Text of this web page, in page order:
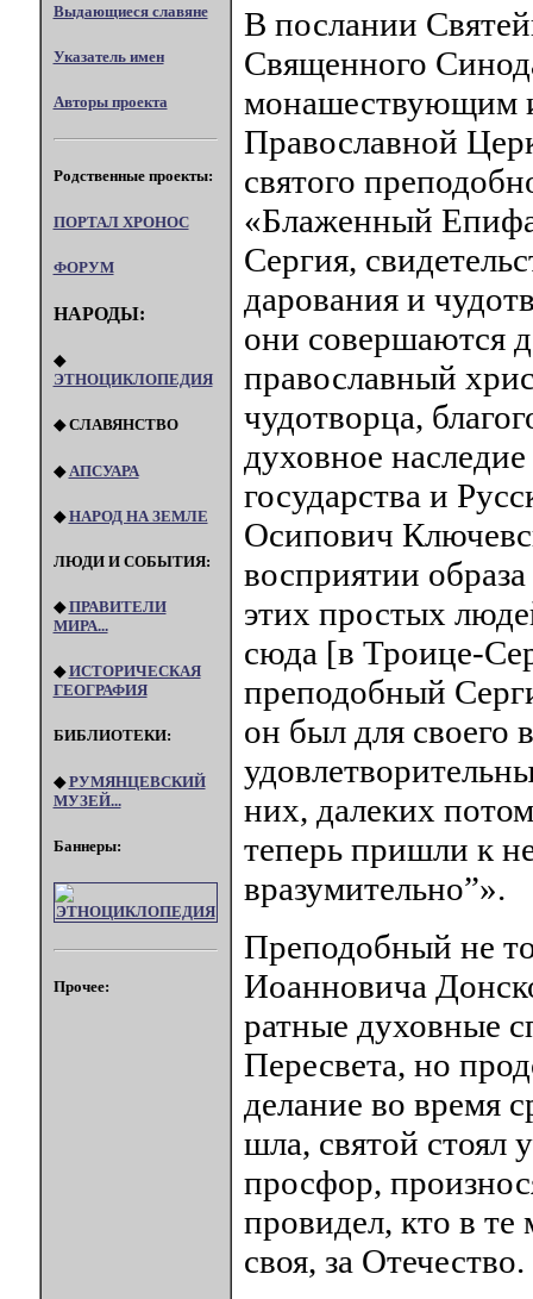
Выдающиеся славяне
Указатель имен
Авторы проекта
Родственные проекты:
ПОРТАЛ XPOHOC
ФОРУМ
НАРОДЫ:
◆
ЭТНОЦИКЛОПЕДИЯ
◆ СЛАВЯНСТВО
◆ АПСУАРА
◆НАРОД НА ЗЕМЛЕ
ЛЮДИ И СОБЫТИЯ:
◆ПРАВИТЕЛИ
МИРА...
◆ИСТОРИЧЕСКАЯ
ГЕОГРАФИЯ
БИБЛИОТЕКИ:
◆РУМЯНЦЕВСКИЙ
МУЗЕЙ...
Баннеры:
Прочее:
В послании
Священного
монашествующим
Православной
святого
«Блаженный
Сергия,
дарования и
они совершаются
православный
чудотворца,
духовное
государства и
Осипович
восприятии
этих простых
сюда [в Троице-
преподобный
он был для своего
них, далеких
теперь пришли к
вразумительно”».
Преподобный не
Иоанновича
ратные духовные
Пересвета, но
делание во время
шла, святой стоял
просфор,
провидел, кто в те
своя, за Отечество.